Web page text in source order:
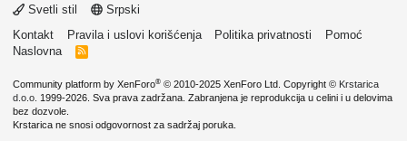
Svetli stil
Srpski
Kontakt
Pravila i uslovi korišćenja Politika privatnosti
Pomoć
Naslovna
R
Community platform by XenForo® © 2010-2025 XenForo Ltd. Copyright © Krstarica
d.o.o. 1999-2026. Sva prava zadržana. Zabranjena je reprodukcija u celini i u delovima
bez dozvole.
Krstarica ne snosi odgovornost za sadržaj poruka.